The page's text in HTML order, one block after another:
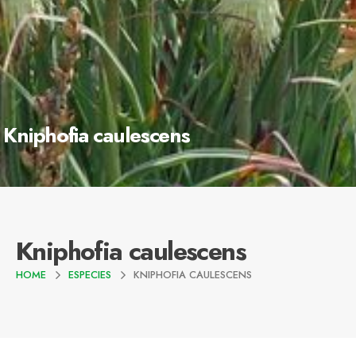
Kniphofia caulescens
Kniphofia caulescens
HOME ESPECIES KNIPHOFIA CAULESCENS